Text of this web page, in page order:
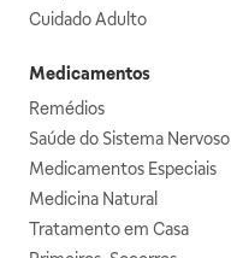
Cuidado Adulto
Medicamentos
Remédios
Saúde do Sistema Nervoso
Medicamentos Especiais
Medicina Natural
Tratamento em Casa